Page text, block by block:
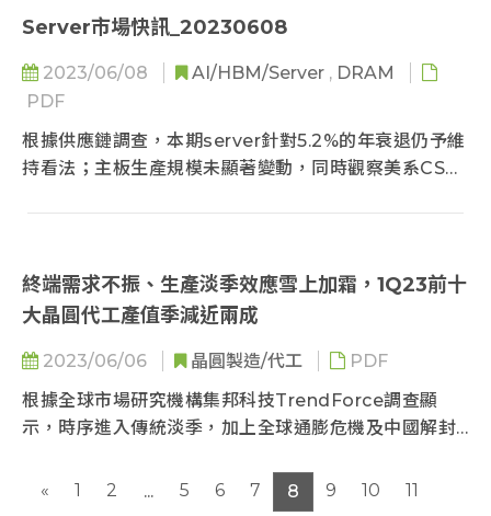
Server市場快訊_20230608
2023/06/08 AI/HBM/Server , DRAM
PDF
根據供應鏈調查，本期server針對5.2%的年衰退仍予維
持看法；主板生產規模未顯著變動，同時觀察美系CSPs
終端需求不振、生產淡季效應雪上加霜，1Q23前十
大晶圓代工產值季減近兩成
2023/06/06 晶圓製造/代工
PDF
根據全球市場研究機構集邦科技TrendForce調查顯
示，時序進入傳統淡季，加上全球通膨危機及中國解封
«
1 2 ... 5 6 7 8 9 10
11